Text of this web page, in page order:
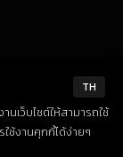
TH
นเว็บไซต์ให้สามารถใช้
ช้งานคุกกี้ได้ง่ายๆ